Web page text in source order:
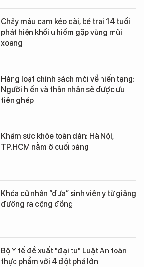
Chảy máu cam kéo dài, bé trai 14 tuổi
phát hiện khối u hiếm gặp vùng mũi
xoang
Hàng loạt chính sách mới về hiến tạng:
Người hiến và thân nhân sẽ được ưu
tiên ghép
Khám sức khỏe toàn dân: Hà Nội,
TP.HCM nằm ở cuối bảng
Khóa cử nhân “đưa” sinh viên y từ giảng
đường ra cộng đồng
Bộ Y tế đề xuất "đại tu" Luật An toàn
thực phẩm với 4 đột phá lớn